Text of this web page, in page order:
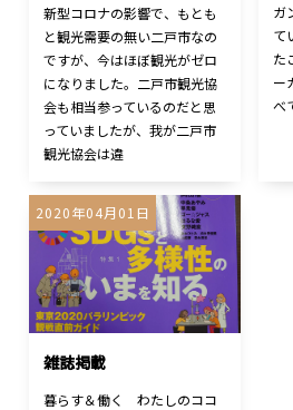
新型コロナの影響で、もとも
と観光需要の無い二戸市なの
ですが、今はほぼ観光がゼロ
になりました。二戸市観光協
会も相当参っているのだと思
っていましたが、我が二戸市
観光協会は違
ガ
て
た
ー
べ
2020年04月01日
雑誌掲載
暮らす＆働く わたしのココ